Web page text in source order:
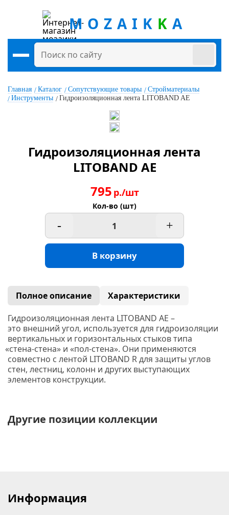
MOZAIK K A
Главная Каталог Сопутствующие товары
Стройматериалы
Инструменты
Гидроизоляционная лента LITOBAND AE
Гидроизоляционная лента
LITOBAND AE
795 р./шт
Кол-во (шт)
- +
В корзину
Полное описание
Характеристики
Гидроизоляционная лента LITOBAND AE –
это внешний угол, используется для гидроизоляции
вертикальных и горизонтальных стыков типа
«стена-стена» и «пол-стена». Они применяются
совместно с лентой LITOBAND R для защиты углов
стен, лестниц, колонн и других выступающих
элементов конструкции.
Другие позиции коллекции
Информация